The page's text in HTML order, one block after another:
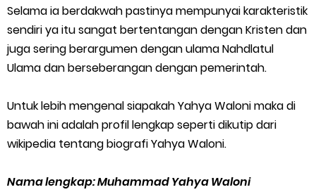
Selama ia berdakwah pastinya mempunyai karakteristik
sendiri ya itu sangat bertentangan dengan Kristen dan
juga sering berargumen dengan ulama Nahdlatul
Ulama dan berseberangan dengan pemerintah.
Untuk lebih mengenal siapakah Yahya Waloni maka di
bawah ini adalah profil lengkap seperti dikutip dari
wikipedia tentang biografi Yahya Waloni.
Nama lengkap: Muhammad Yahya Waloni